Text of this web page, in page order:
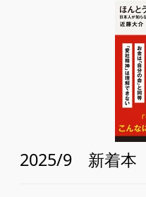
2025/9 新着本